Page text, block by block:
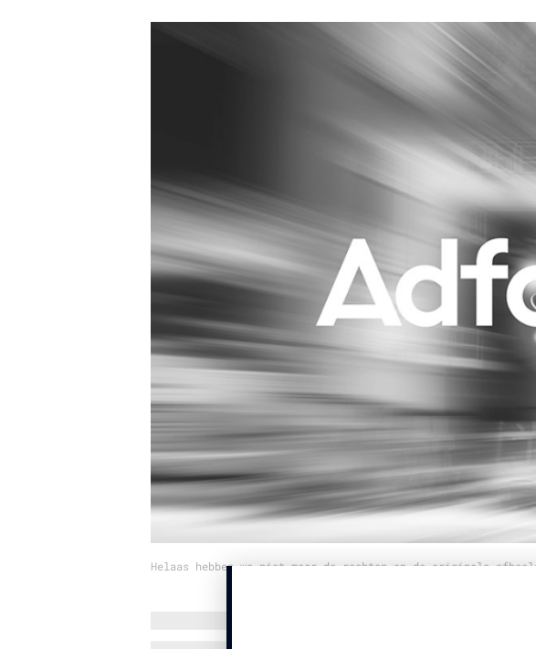
Gedragsverandering
Interne communicatie
Helaas hebben we niet meer de rechten op de originele